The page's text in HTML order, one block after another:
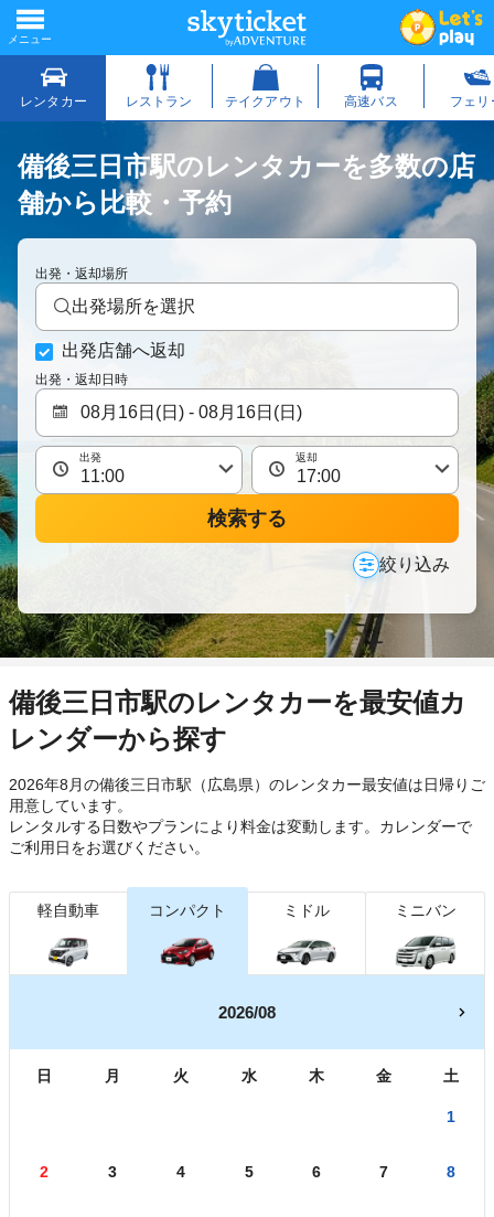
備後三日市駅のレンタカーを多数の店
舗から比較・予約
出発・返却場所
出発場所を選択
出発店舗へ返却
出発・返却日時
出発 返却
検索する
絞り込み
備後三日市駅のレンタカーを最安値カ
レンダーから探す
2026年8月の備後三日市駅（広島県）のレンタカー最安値は日帰り ご
用意しています。
レンタルする日数やプランにより料金は変動します。カレンダーで
ご利用日をお選びください。
軽自動車 コンパクト ミドル ミニバン
2026/08
日 月 火 水 木 金 土
1
2 3 4 5 6 7 8